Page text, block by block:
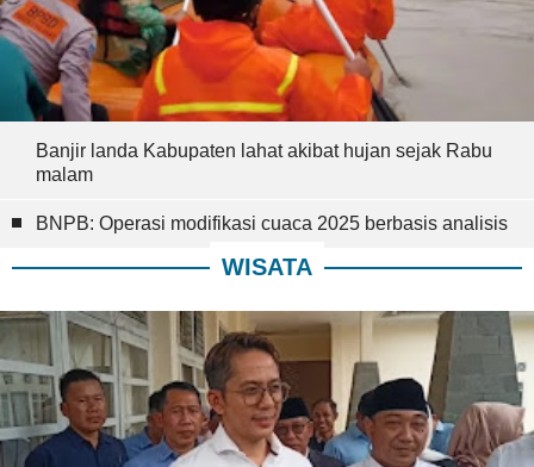
Banjir landa Kabupaten lahat akibat hujan sejak Rabu
malam
BNPB: Operasi modifikasi cuaca 2025 berbasis analisis
WISATA